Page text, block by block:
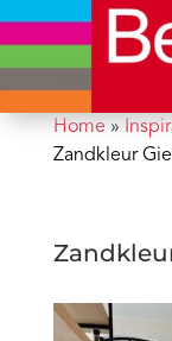
Home»
Zandkleur